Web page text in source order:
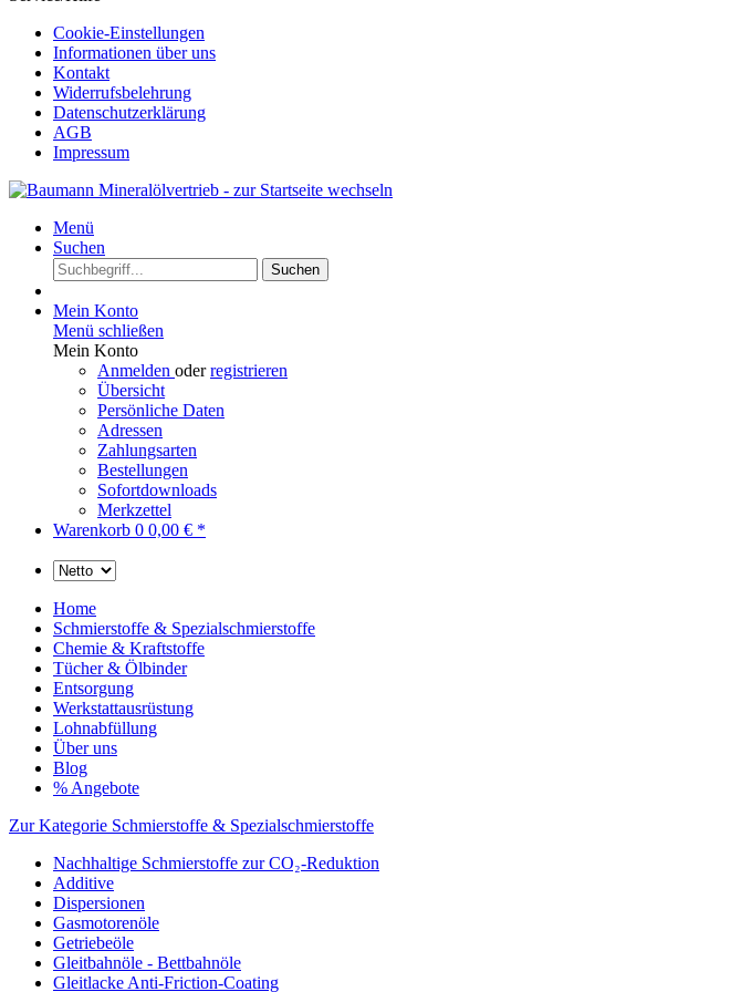
Cookie-Einstellungen
Informationen über uns
Kontakt
Widerrufsbelehrung
Datenschutzerklärung
AGB
Impressum
Menü
Suchen
Suchen
Mein Konto
Menü schließen
Mein Konto
Anmelden oderregistrieren
Übersicht
Persönliche Daten
Adressen
Zahlungsarten
Bestellungen
Sofortdownloads
Merkzettel
Warenkorb 0 0,00 € *
Home
Schmierstoffe & Spezialschmierstoffe
Chemie & Kraftstoffe
Tücher & Ölbinder
Entsorgung
Werkstattausrüstung
Lohnabfüllung
Über uns
Blog
% Angebote
Zur Kategorie Schmierstoffe & Spezialschmierstoffe
Nachhaltige Schmierstoffe zur CO₂-Reduktion
Additive
Dispersionen
Gasmotorenöle
Getriebeöle
Gleitbahnöle - Bettbahnöle
Gleitlacke Anti-Friction-Coating